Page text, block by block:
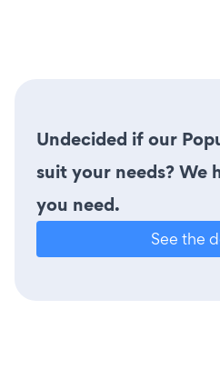
Undecided if our
suit your needs? We
you need.
See the